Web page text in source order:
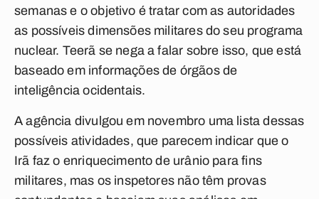
semanas e o objetivo é tratar com as autoridades
as possíveis dimensões militares do seu programa
nuclear. Teerã se nega a falar sobre isso, que está
baseado em informações de órgãos de
inteligência ocidentais.
A agência divulgou em novembro uma lista dessas
possíveis atividades, que parecem indicar que o
Irã faz o enriquecimento de urânio para fins
militares, mas os inspetores não têm provas